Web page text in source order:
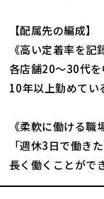
【配属先の編成】
《高い定着率を記
各店舗20～30代を
10年以上勤めてい
《柔軟に働ける職
「週休3日で働き
長く働くことがで